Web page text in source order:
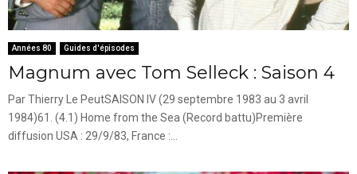
Années 80 Guides d'épisodes
Magnum avec Tom Selleck : Saison 4
Par Thierry Le PeutSAISON IV (29 septembre 1983 au 3 avril
1984)61. (4.1) Home from the Sea (Record battu)Première
diffusion USA : 29/9/83, France :...